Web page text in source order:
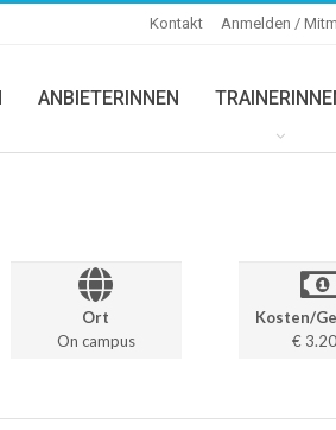
Anmelden /
Kontakt
ANBIETERINNEN
Ort
On campus
Kosten/
€